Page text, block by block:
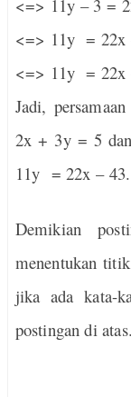
<=> 11y – 3 =
<=> 11y = 22x
<=> 11y = 22x
Jadi,
2x + 3y = 5
11y = 22x – 43.
Demikian
menentukan
jika ada kata-
postingan di